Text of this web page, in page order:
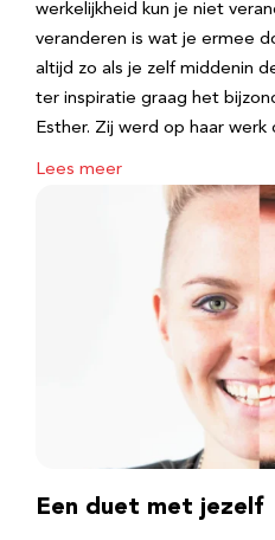
werkelijkheid kun je niet
veranderen is wat je ermee
altijd zo als je zelf middenin
ter inspiratie graag het
Esther. Zij werd op haar
Lees meer
Een duet met jezelf